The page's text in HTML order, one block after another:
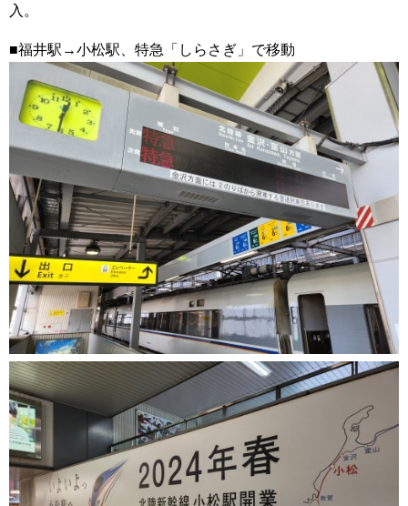
入。
■福井駅→小松駅、特急「しらさぎ」で移動